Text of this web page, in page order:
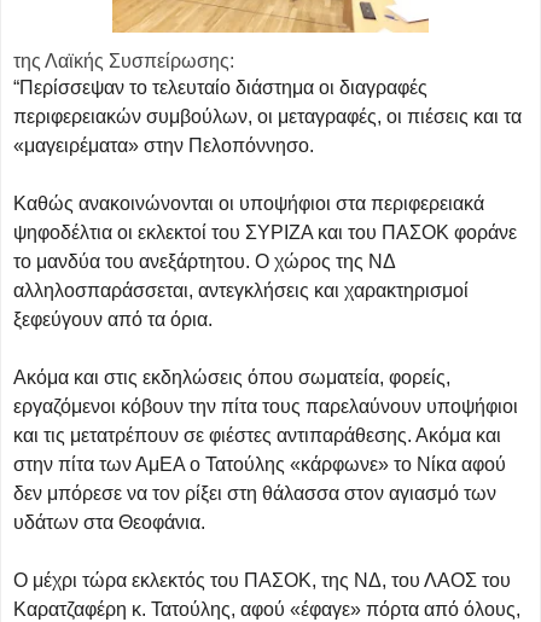
της Λαϊκής Συσπείρωσης:
“Περίσσεψαν το τελευταίο διάστημα οι διαγραφές
περιφερειακών συμβούλων, οι μεταγραφές, οι πιέσεις και τα
«μαγειρέματα» στην Πελοπόννησο.
Καθώς ανακοινώνονται οι υποψήφιοι στα περιφερειακά
ψηφοδέλτια οι εκλεκτοί του ΣΥΡΙΖΑ και του ΠΑΣΟΚ φοράνε
το μανδύα του ανεξάρτητου. Ο χώρος της ΝΔ
αλληλοσπαράσσεται, αντεγκλήσεις και χαρακτηρισμοί
ξεφεύγουν από τα όρια.
Ακόμα και στις εκδηλώσεις όπου σωματεία, φορείς,
εργαζόμενοι κόβουν την πίτα τους παρελαύνουν υποψήφιοι
και τις μετατρέπουν σε φιέστες αντιπαράθεσης. Ακόμα και
στην πίτα των ΑμΕΑ ο Τατούλης «κάρφωνε» το Νίκα αφού
δεν μπόρεσε να τον ρίξει στη θάλασσα στον αγιασμό των
υδάτων στα Θεοφάνια.
Ο μέχρι τώρα εκλεκτός του ΠΑΣΟΚ, της ΝΔ, του ΛΑΟΣ του
Καρατζαφέρη κ. Τατούλης, αφού «έφαγε» πόρτα από όλους,